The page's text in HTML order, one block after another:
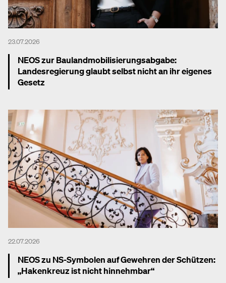
23.07.2026
NEOS zur Baulandmobilisierungsabgabe:
Landesregierung glaubt selbst nicht an ihr eigenes
Gesetz
22.07.2026
NEOS zu NS-Symbolen auf Gewehren der Schützen:
„Hakenkreuz ist nicht hinnehmbar“